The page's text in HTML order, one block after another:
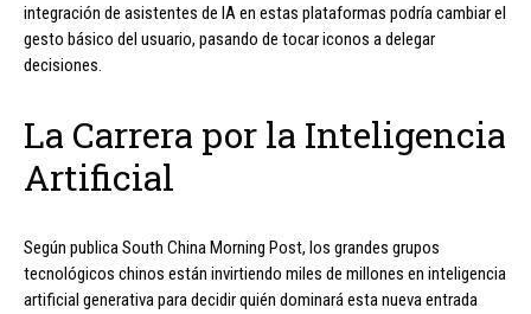
integración de asistentes de IA en estas plataformas podría cambiar el
gesto básico del usuario, pasando de tocar iconos a delegar
decisiones.
La Carrera por la Inteligencia
Artificial
Según publica South China Morning Post, los grandes grupos
tecnológicos chinos están invirtiendo miles de millones en inteligencia
artificial generativa para decidir quién dominará esta nueva entrada